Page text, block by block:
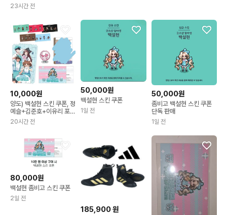
23시간 전
10,000원
양도) 백설현 스킨 쿠폰, 정
예슬+김준호+이유리 포토
카드, 정예슬 만년 스탬프,
오리지널 티켓, 스티커 특
20시간 전
50,000원
백설현 스킨 쿠폰
1일 전
50,000원
좀비고 백설현 스킨 쿠폰
단독 판매
1일 전
80,000원
백설현 좀비고 스킨 쿠폰
2일 전
185,900원